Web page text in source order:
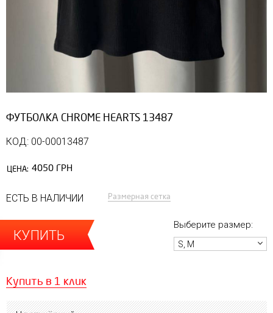
ФУТБОЛКА CHROME HEARTS 13487
КОД: 00-00013487
ЦЕНА: 4050 ГРН
ЕСТЬ В НАЛИЧИИ Размерная сетка
КУПИТЬ
Выберите размер:
S, M
Купить в 1 клик